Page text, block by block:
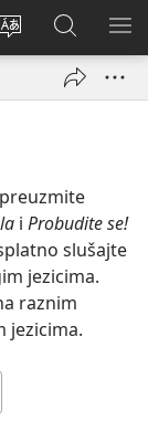
PromijeniJW.ORG
|
Pretraga
i Probudite se!
slušajte
jezicima.
raznim
jezicima.